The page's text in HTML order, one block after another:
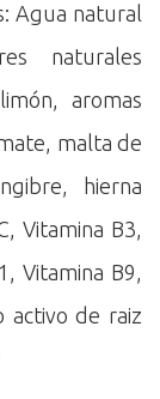
Agua natural
naturales
aromas
malta de
hierna
Vitamina B3,
Vitamina B9,
activo de raiz